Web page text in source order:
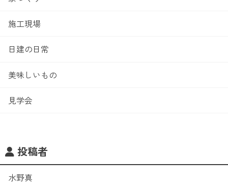
施工現場
日建の日常
美味しいもの
見学会
投稿者
水野真